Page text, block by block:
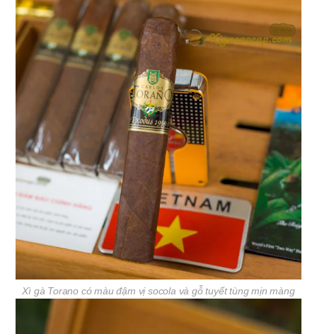
Xì gà Torano có màu đậm vị socola và gỗ tuyết tùng mịn màng